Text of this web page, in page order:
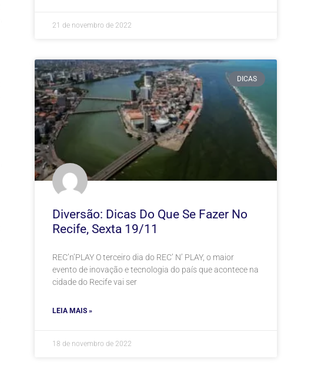
21 de novembro de 2022
DICAS
Diversão: Dicas Do Que Se Fazer No
Recife, Sexta 19/11
REC’n’PLAY O terceiro dia do REC’ N’ PLAY, o maior
evento de inovação e tecnologia do país que acontece na
cidade do Recife vai ser
LEIA MAIS »
18 de novembro de 2022